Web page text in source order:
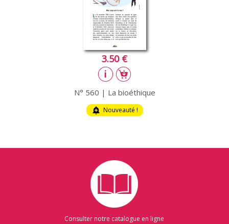
3.50 €
N° 560 | La bioéthique
add_alert Nouveauté !
Consulter notre catalogue en ligne